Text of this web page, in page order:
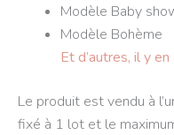
Modèle Baby
Modèle Bohème
Et d’autres, il y
Le produit est vendu à
fixé à 1 lot et le